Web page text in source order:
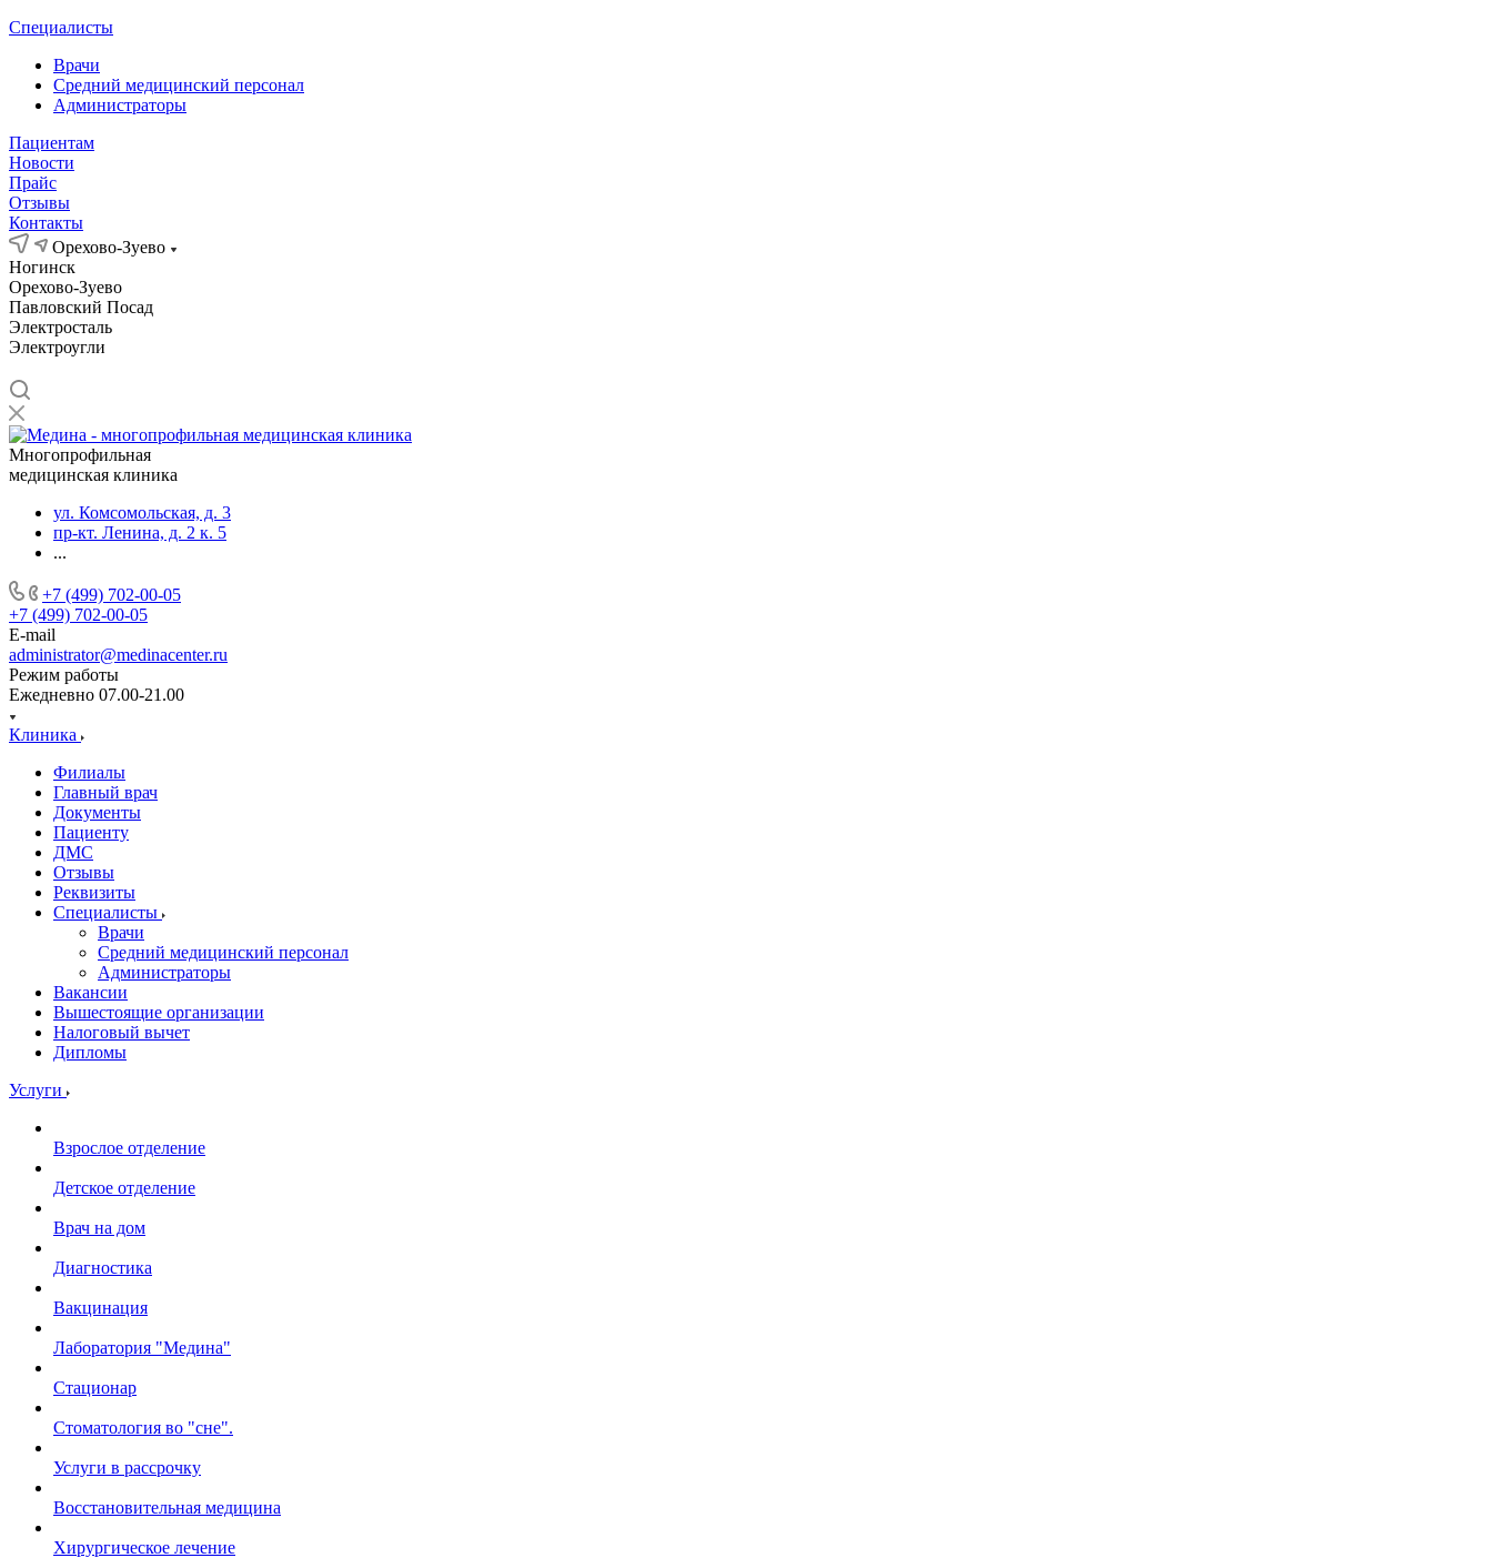
Специалисты
Врачи
Средний медицинский персонал
Администраторы
Пациентам
Новости
Прайс
Отзывы
Контакты
Орехово-Зуево
Ногинск
Орехово-Зуево
Павловский Посад
Электросталь
Электроугли
Многопрофильная
медицинская клиника
ул. Комсомольская, д. 3
пр-кт. Ленина, д. 2 к. 5
...
+7 (499) 702-00-05
+7 (499) 702-00-05
E-mail
administrator@medinacenter.ru
Режим работы
Ежедневно 07.00-21.00
Клиника
Филиалы
Главный врач
Документы
Пациенту
ДМС
Отзывы
Реквизиты
Специалисты
Врачи
Средний медицинский персонал
Администраторы
Вакансии
Вышестоящие организации
Налоговый вычет
Дипломы
Услуги
Взрослое отделение
Детское отделение
Врач на дом
Диагностика
Вакцинация
Лаборатория "Медина"
Стационар
Стоматология во "сне".
Услуги в рассрочку
Восстановительная медицина
Хирургическое лечение